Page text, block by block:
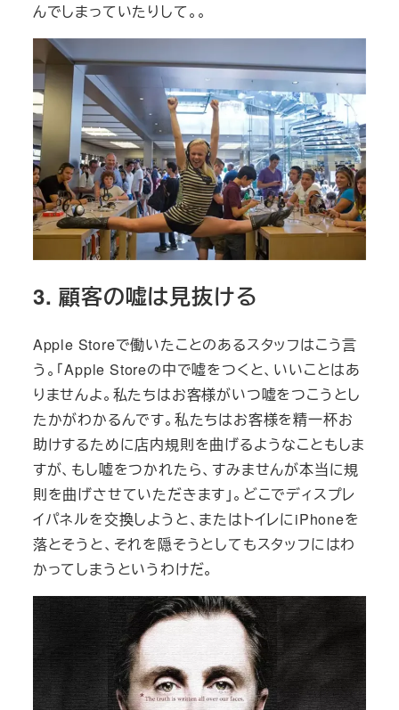
んでしまっていたりして。。
3. 顧客の嘘は見抜ける
Apple Storeで働いたことのあるスタッフはこう言
う。「Apple Storeの中で嘘をつくと、いいことはあ
りませんよ。私たちはお客様がいつ嘘をつこうとし
たかがわかるんです。私たちはお客様を精一杯お
助けするために店内規則を曲げるようなこともしま
すが、もし嘘をつかれたら、すみませんが本当に規
則を曲げさせていただきます」。どこでディスプレ
イパネルを交換しようと、またはトイレにiPhoneを
落とそうと、それを隠そうとしてもスタッフにはわ
かってしまうというわけだ。